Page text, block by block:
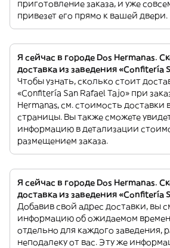
приготовление заказа, и уже
привезет его прямо к вашей двери.
Я сейчас в городе Dos Hermanas.
доставка из заведения «Confitería
Чтобы узнать, сколько стоит
«Confitería San Rafael Tajo» при
Hermanas, см. стоимость доставки
страницы. Вы также сможете
информацию в детализации
размещением заказа.
Я сейчас в городе Dos Hermanas.
доставка из заведения «Confitería
Добавив свой адрес доставки, вы
информацию об ожидаемом
отдельно для каждого заведения,
неподалеку от вас. Эту же